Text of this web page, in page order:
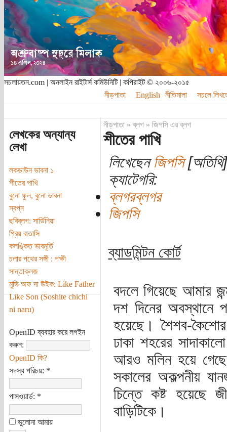
সচলায়তন.com | অনলাইন রাইটার্স কমিউনিটি | কপিরাইট © ২০০৬-২০১৫
নীড়পাতা
English নীতিমালা সচলে
লেখকের অন্যান্য
লেখা
লকডাউন ভাবনা ১
শীতের পাখি
বুনো ফুল, বুনো ভাবনা
স্বপ্ন
ছবিব্লগ: সার্ডিনিয়া
প্রিয় বাতাসি
কলঙ্কিত ভাবমূর্তি
চলার পথের সঙ্গী : পক্ষী
সান্তাক্লজ
মুভি অফ দা উইক: Like Father
Like Son (Soshite chichi
ni naru)
OpenID ব্যবহার করে লগইন
করুন:
OpenID কি?
সদস্য পরিচয়: *
পাসওয়ার্ড: *
ভুলোনা আমায়
নীড়পাতা»ব্লগ» জিপসি এর ব্লগ
শীতের পাখি
লিখেছেনজিপসি
ক্যাটেগরি:
ব্লগরব্লগর
জিপসি
ব্যাডমিন্টন কোর্ট
বদলে গিয়েছে আমার
দশ দিনের অবস্থানে
হয়েছে। শৈশব-
ঢাকা শহরের
আরও মলিন হয়ে
সকালের অকল্পনীয়
চিন্তে কষ্ট হয়েছে
বাড়িটিকে।